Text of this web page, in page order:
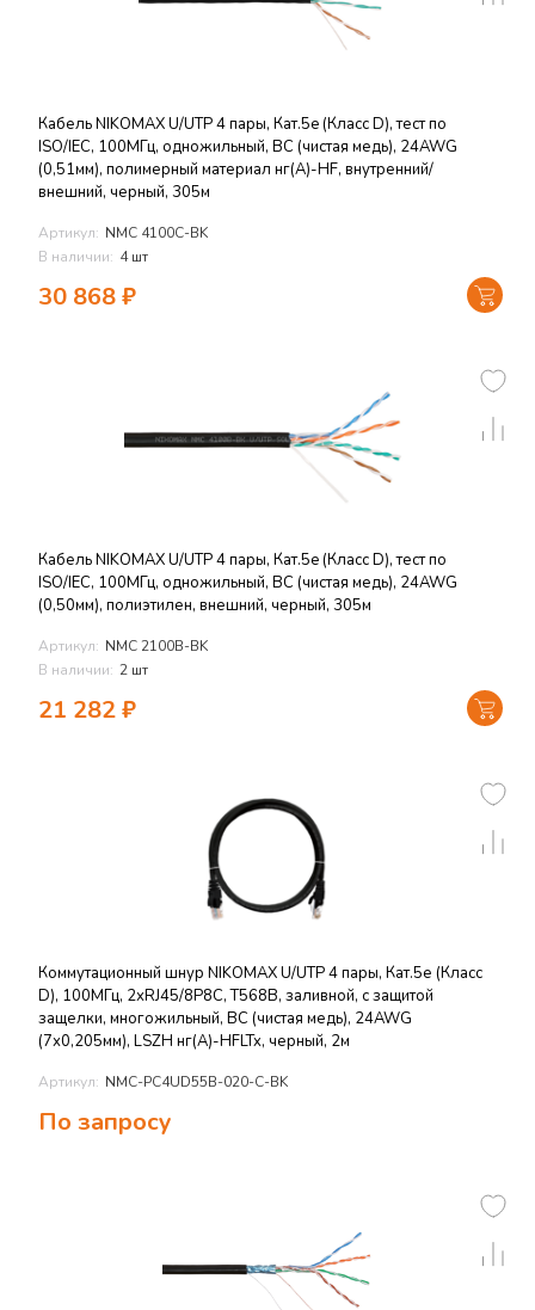
Кабель NIKOMAX U/UTP 4 пары, Кат.5e (Класс D), тест по
ISO/IEC, 100МГц, одножильный, BC (чистая медь), 24AWG
(0,51мм), полимерный материал нг(А)-HF, внутренний/
внешний, черный, 305м
Артикул: NMC 4100C-BK
В наличии: 4 шт
30 868₽
Кабель NIKOMAX U/UTP 4 пары, Кат.5e (Класс D), тест по
ISO/IEC, 100МГц, одножильный, BC (чистая медь), 24AWG
(0,50мм), полиэтилен, внешний, черный, 305м
Артикул: NMC 2100B-BK
В наличии: 2 шт
21 282₽
Коммутационный шнур NIKOMAX U/UTP 4 пары, Кат.5е (Класс
D), 100МГц, 2хRJ45/8P8C, T568B, заливной, с защитой
защелки, многожильный, BC (чистая медь), 24AWG
(7х0,205мм), LSZH нг(А)-HFLTx, черный, 2м
Артикул: NMC-PC4UD55B-020-C-BK
По запросу